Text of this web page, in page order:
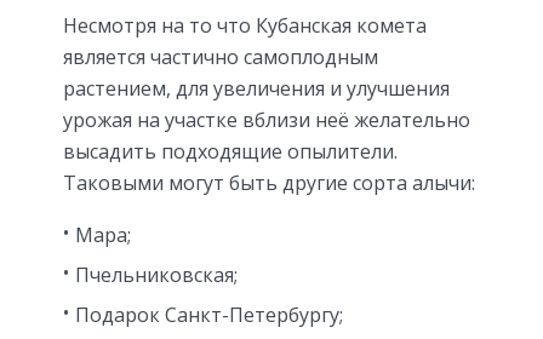
Несмотря на то что Кубанская комета
является частично самоплодным
растением, для увеличения и улучшения
урожая на участке вблизи неё желательно
высадить подходящие опылители.
Таковыми могут быть другие сорта алычи:
Мара;
Пчельниковская;
Подарок Санкт-Петербургу;